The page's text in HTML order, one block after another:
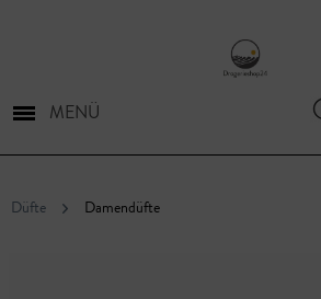
MENÜ
Düfte Damendüfte